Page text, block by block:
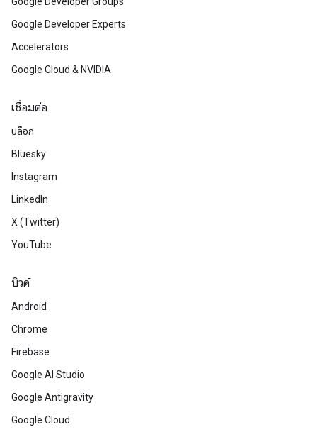
Google Developer Experts
Accelerators
Google Cloud & NVIDIA
เชื่อมต่อ
บล็อก
Bluesky
Instagram
LinkedIn
X (Twitter)
YouTube
บิวด์
Android
Chrome
Firebase
Google AI Studio
Google Antigravity
Google Cloud